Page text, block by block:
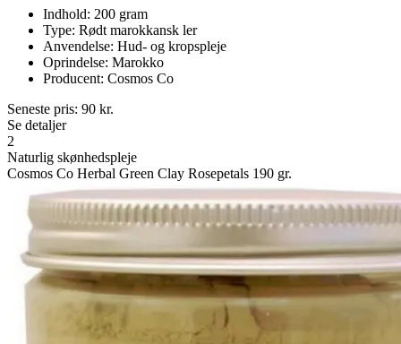
Indhold: 200 gram
Type: Rødt marokkansk ler
Anvendelse: Hud- og kropspleje
Oprindelse: Marokko
Producent: Cosmos Co
Seneste pris: 90 kr.
Se detaljer
2
Naturlig skønhedspleje
Cosmos Co Herbal Green Clay Rosepetals 190 gr.